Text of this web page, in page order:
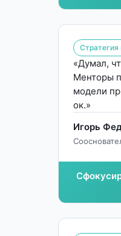
Стратегия
«Думал,
Менторы
модели
ок.»
Игорь